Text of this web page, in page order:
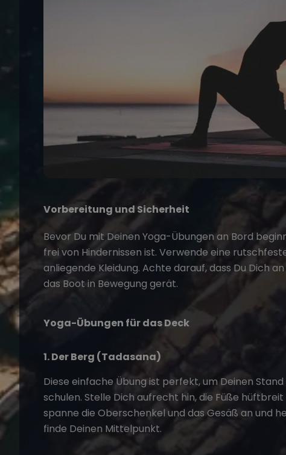
Vorbereitung und Sicherheit
Bevor Du mit Deinen Yoga-Übungen an Bord
frei von Hindernissen ist. Verwende eine
anliegende Kleidung. Achte darauf, dass Du Dich
das Boot in Bewegung gerät.
Yoga-Übungen für das Deck
1. Der Berg (Tadasana)
Diese einfache Übung ist perfekt, um Deinen
schulen. Stelle Dich aufrecht hin, die Füße
spanne die Oberschenkel und das Gesäß an und
finde Deinen Mittelpunkt.